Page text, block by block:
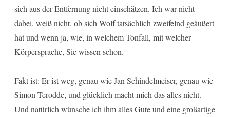
sich aus der Entfernung nicht einschätzen. Ich war nicht
dabei, weiß nicht, ob sich Wolf tatsächlich zweifelnd geäußert
hat und wenn ja, wie, in welchem Tonfall, mit welcher
Körpersprache, Sie wissen schon.
Fakt ist: Er ist weg, genau wie Jan Schindelmeiser, genau wie
Simon Terodde, und glücklich macht mich das alles nicht.
Und natürlich wünsche ich ihm alles Gute und eine großartige